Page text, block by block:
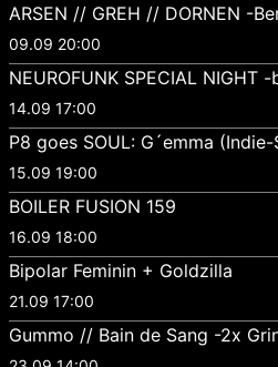
ARSEN // GREH // DORNEN -
09.09 20:00
NEUROFUNK SPECIAL NIGHT
14.09 17:00
P8 goes SOUL: G´emma
15.09 19:00
BOILER FUSION 159
16.09 18:00
Bipolar Feminin + Goldzilla
21.09 17:00
Gummo // Bain de Sang -2x